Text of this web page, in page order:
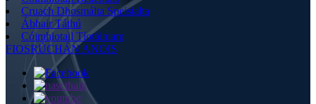
Cruach Dhosmálta Speisialta
Ábhair Táthú
Cóimhiotail Tíotáiniam
FIOSRÚCHÁN ANOIS